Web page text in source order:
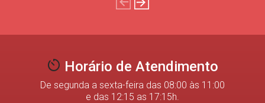
Horário de Atendimento
De segunda a sexta-feira das 08:00 às 11:00
e das 12:15 as 17:15h.